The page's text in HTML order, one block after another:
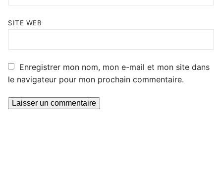
SITE WEB
Enregistrer mon nom, mon e-mail et mon site dans
le navigateur pour mon prochain commentaire.